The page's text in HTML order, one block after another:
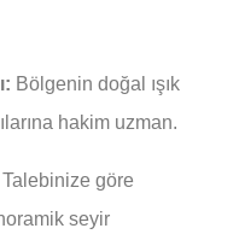
Bölgenin doğal ışık
hakim uzman.
Talebinize göre
seyir